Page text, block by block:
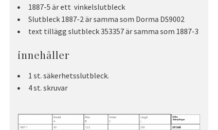
1887-5 är ett vinkelslutbleck
Slutbleck 1887-2 är samma som Dorma DS9002
text tillägg slutbleck 353357 är samma som 1887-3
innehåller
1 st. säkerhetsslutbleck.
4 st. skruvar